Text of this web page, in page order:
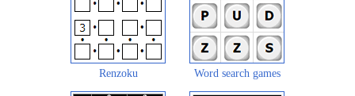
Renzoku Word search games